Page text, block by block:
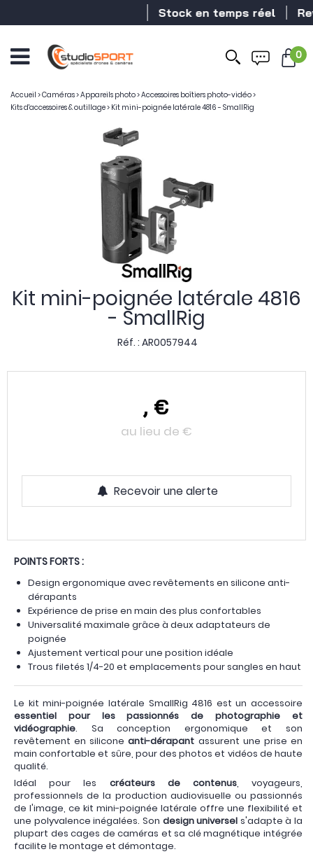
Stock en temps réel
0
Accueil >Caméras>Appareils photo>Accessoires boîtiers photo-vidéo>
Kits d'accessoires & outillage> Kit mini-poignée latérale 4816 - SmallRig
Kit mini-poignée latérale 4816
- SmallRig
Réf. : AR0057944
, €
au lieu de €
Recevoir une alerte
POINTS FORTS :
Design ergonomique avec revêtements en silicone anti-
dérapants
Expérience de prise en main des plus confortables
Universalité maximale grâce à deux adaptateurs de
poignée
Ajustement vertical pour une position idéale
Trous filetés 1/4-20 et emplacements pour sangles en haut
Le kit mini-poignée latérale SmallRig 4816 est un accessoire
essentiel pour les passionnés de photographie et
vidéographie. Sa conception ergonomique et son
revêtement en siliconeanti-dérapant assurent une prise en
main confortable et sûre, pour des photos et vidéos de haute
qualité.
Idéal pour les créateurs de contenus, voyageurs,
professionnels de la production audiovisuelle ou passionnés
de l'image, ce kit mini-poignée latérale offre une flexibilité et
une polyvalence inégalées. Son design universel s'adapte à la
plupart des cages de caméras et sa clé magnétique intégrée
facilite le montage et démontage.